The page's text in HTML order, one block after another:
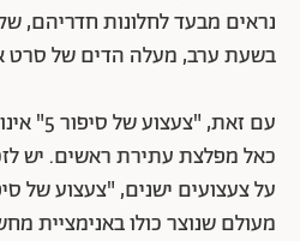
נראים מבעד לחלונות חדריהם,
בשעת ערב, מעלה הדים של סרט
עם זאת,
כאל מפלצת עתירת ראשים. יש
על צעצועים ישנים, "צעצוע של
מעולם שנוצר כולו באנימציית